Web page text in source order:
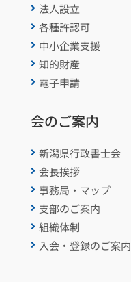
 法人設立
 各種許認可
 中小企業支援
 知的財産
 電子申請
会のご案内
 新潟県行政書士会
 会長挨拶
 事務局・マップ
 支部のご案内
 組織体制
 入会・登録のご案内